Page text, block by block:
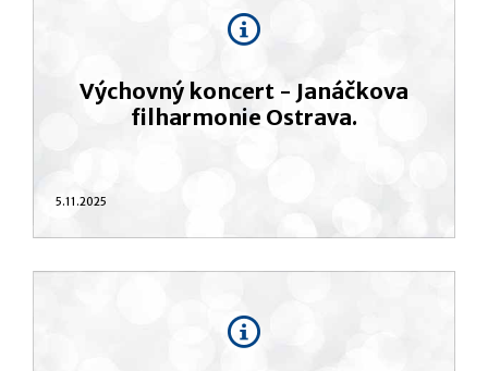
Výchovný koncert - Janáčkova
filharmonie Ostrava.
5.11.2025